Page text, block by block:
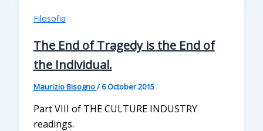
Filosofia
The End of Tragedy is the End of
the Individual.
Maurizio Bisogno/6 October 2015
Part VIII of THE CULTURE INDUSTRY
readings.